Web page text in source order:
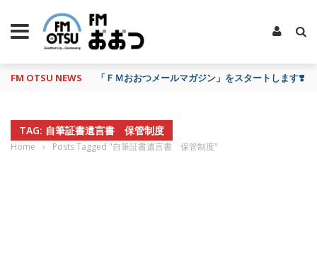
FM OTSU NEWS 「ＦＭおおつメールマガジン」をスタートします❣️
TAG: 自筆証書遺言書 保管制度
Home › Posts Tagged "自筆証書遺言書 保管制度"